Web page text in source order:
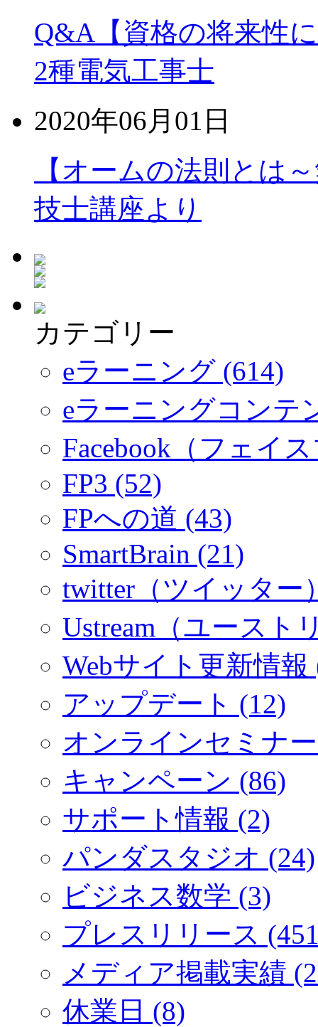
Q&A【資格の将来性
2種電気工事士
2020年06月01日
【オームの法則とは
技士講座より
カテゴリー
eラーニング (614)
eラーニングコンテ
Facebook（フェイ
FP3 (52)
FPへの道 (43)
SmartBrain (21)
twitter（ツイッター
Ustream（ユースト
Webサイト更新情報
アップデート (12)
オンラインセミナ
キャンペーン (86)
サポート情報 (2)
パンダスタジオ (24)
ビジネス数学 (3)
プレスリリース
メディア掲載実績
休業日 (8)